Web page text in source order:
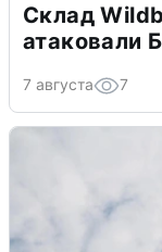
Склад
атаковали
7 августа 7